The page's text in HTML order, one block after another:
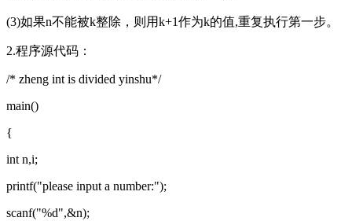
(3)如果n不能被k整除，则用k+1作为k的值,重复执行第一步。
2.程序源代码：
/* zheng int is divided yinshu*/
main()
{
int n,i;
printf("please input a number:");
scanf("%d",&n);